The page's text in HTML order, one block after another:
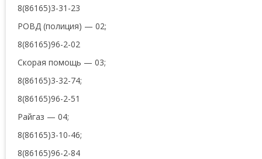
8(86165)3-31-23
РОВД (полиция) — 02;
8(86165)96-2-02
Скорая помощь — 03;
8(86165)3-32-74;
8(86165)96-2-51
Райгаз — 04;
8(86165)3-10-46;
8(86165)96-2-84